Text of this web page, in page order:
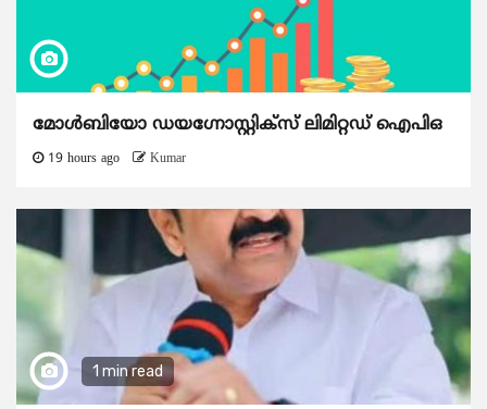
മോൾബിയോ ഡയഗ്നോസ്റ്റിക്സ് ലിമിറ്റഡ് ഐപിഒ
19 hours ago Kumar
1 min read